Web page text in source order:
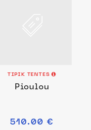
TIPIK TENTES
Pioulou
510.00 €